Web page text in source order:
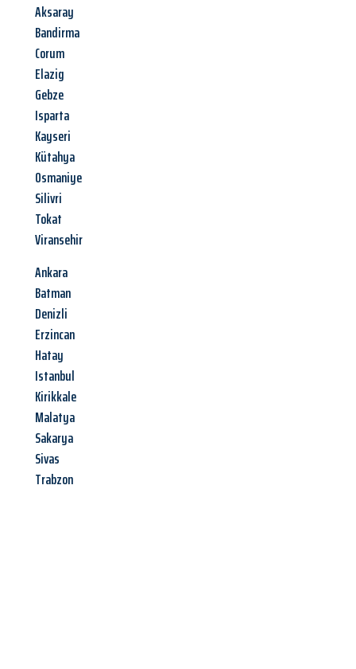
Aksaray
Bandirma
Corum
Elazig
Gebze
Isparta
Kayseri
Kütahya
Osmaniye
Silivri
Tokat
Viransehir
Ankara
Batman
Denizli
Erzincan
Hatay
Istanbul
Kirikkale
Malatya
Sakarya
Sivas
Trabzon